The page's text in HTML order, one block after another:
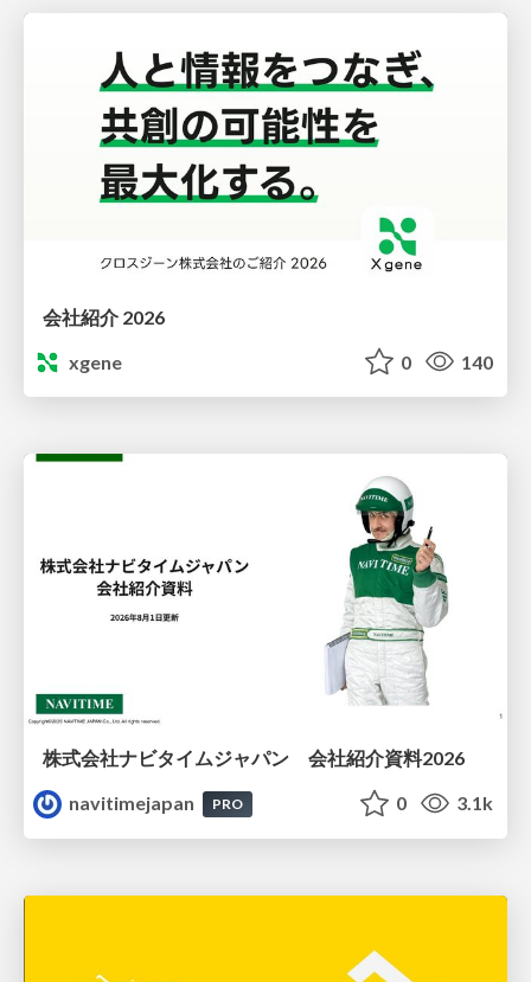
会社紹介 2026
xgene
0 140
株式会社ナビタイムジャパン 会社紹介資料2026
navitimejapan
PRO 0 3.1k